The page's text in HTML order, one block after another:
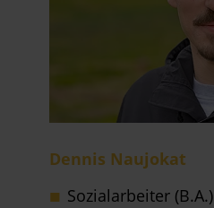
Dennis Naujokat
Sozialarbeiter (B.A.)